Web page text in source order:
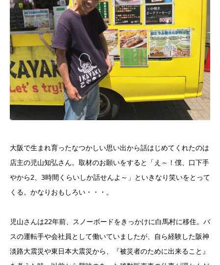
大阪で生まれ育ったなつかしい思い出から話はじめてくれたのは
店主の児山知弘さん。取材のお願いをすると「え～！僕、口下手
やから2、3時間くらいしか話せんよ～」といきなり笑いをとって
くる。かなりおもしろい・・・。
児山さんは22年前、スノーボードをきっかけに白馬村に移住。バ
スの運転手や会社員として働いていましたが、自ら経験した阪神
淡路大震災や東日本大震災から、『被災者のために出来ること』